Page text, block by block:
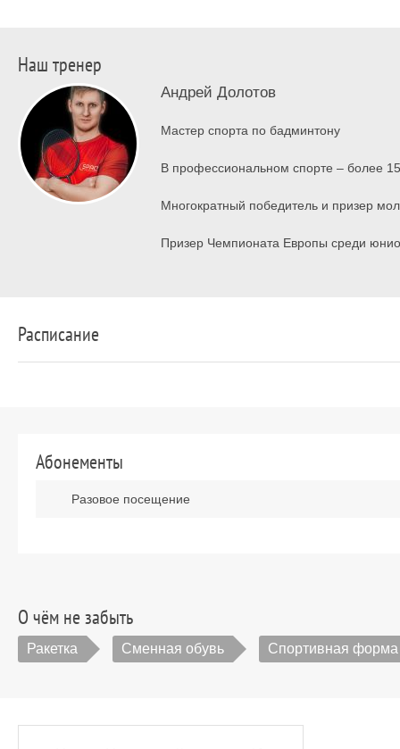
Наш тренер
Андрей Долотов
Мастер спорта по бадминтону
В профессиональном спорте – более
Многократный победитель и призер
Призер Чемпионата Европы среди
Расписание
Абонементы
Разовое посещение
О чём не забыть
Ракетка Сменная обувь Спортивная форма